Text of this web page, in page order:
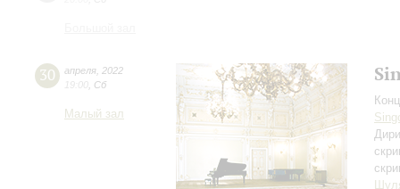
30 апреля 2022
19:00 Сб
Малый зал